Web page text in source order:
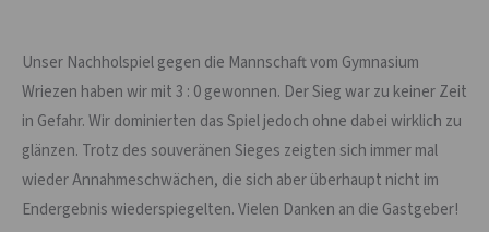
Unser Nachholspiel gegen die Mannschaft vom Gymnasium
Wriezen haben wir mit 3 : 0 gewonnen. Der Sieg war zu keiner Zeit
in Gefahr. Wir dominierten das Spiel jedoch ohne dabei wirklich zu
glänzen. Trotz des souveränen Sieges zeigten sich immer mal
wieder Annahmeschwächen, die sich aber überhaupt nicht im
Endergebnis wiederspiegelten. Vielen Danken an die Gastgeber!